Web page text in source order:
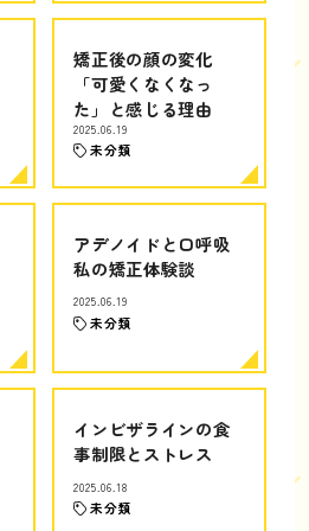
矯正後の顔の変化
「可愛くなくなっ
た」と感じる理由
2025.06.19
未分類
アデノイドと口呼吸
私の矯正体験談
2025.06.19
未分類
インビザラインの食
事制限とストレス
2025.06.18
未分類